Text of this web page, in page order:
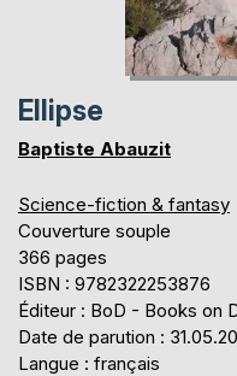
Ellipse
Baptiste Abauzit
Science-fiction & fantasy
Couverture souple
366 pages
ISBN : 9782322253876
Éditeur : BoD - Books on
Date de parution :
Langue : français